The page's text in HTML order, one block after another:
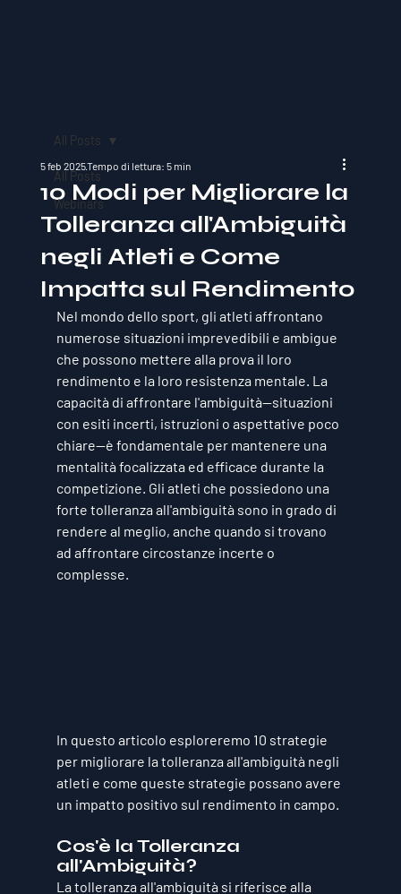
All Posts
Webinars
All Posts
10 Modi per Migliorare la
Tolleranza all'Ambiguità
negli Atleti e Come
Impatta sul Rendimento
5 feb 2025Tempo di lettura: 5 min
Nel mondo dello sport, gli atleti affrontano
numerose situazioni imprevedibili e ambigue
che possono mettere alla prova il loro
rendimento e la loro resistenza mentale. La
capacità di affrontare l'ambiguità—situazioni
con esiti incerti, istruzioni o aspettative poco
chiare—è fondamentale per mantenere una
mentalità focalizzata ed efficace durante la
competizione. Gli atleti che possiedono una
forte tolleranza all'ambiguità sono in grado di
rendere al meglio, anche quando si trovano
ad affrontare circostanze incerte o
complesse.
In questo articolo esploreremo 10 strategie
per migliorare la tolleranza all'ambiguità negli
atleti e come queste strategie possano avere
un impatto positivo sul rendimento in campo.
Cos'è la Tolleranza
all'Ambiguità?
La tolleranza all'ambiguità si riferisce alla